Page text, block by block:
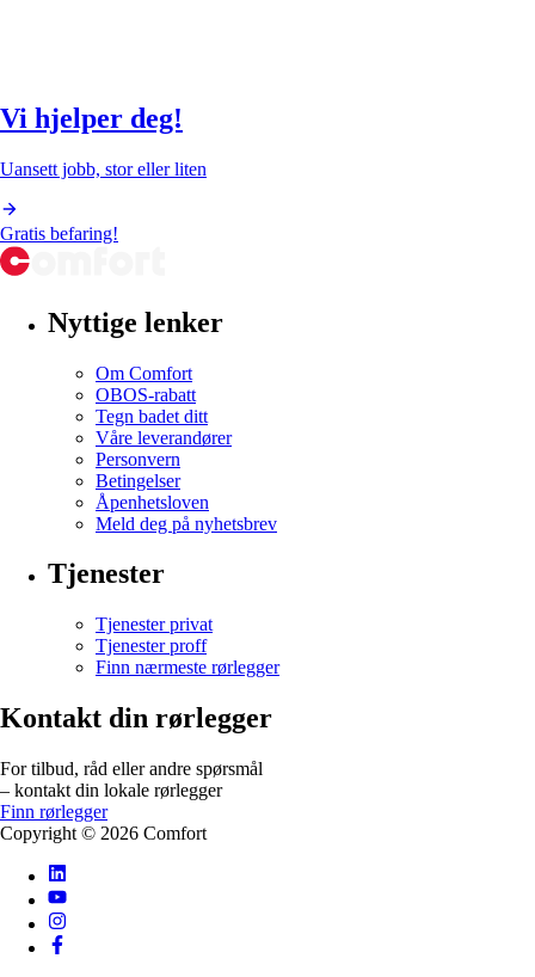
Vi hjelper deg!
Uansett jobb, stor eller liten
Gratis befaring!
Nyttige lenker
Om Comfort
OBOS-rabatt
Tegn badet ditt
Våre leverandører
Personvern
Betingelser
Åpenhetsloven
Meld deg på nyhetsbrev
Tjenester
Tjenester privat
Tjenester proff
Finn nærmeste rørlegger
Kontakt din rørlegger
For tilbud, råd eller andre spørsmål
– kontakt din lokale rørlegger
Finn rørlegger
Copyright © 2026 Comfort